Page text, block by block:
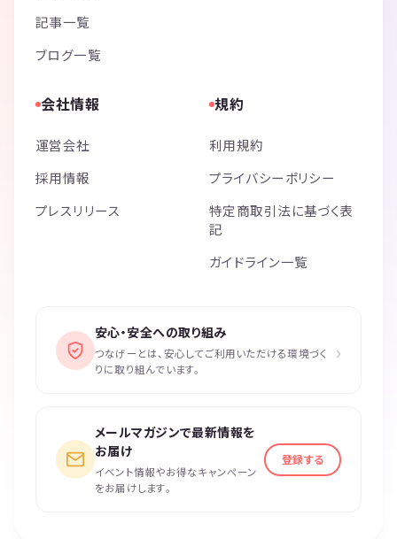
記事一覧
ブログ一覧
会社情報
運営会社
採用情報
プレスリリース
規約
利用規約
プライバシーポリシー
特定商取引法に基づく表
記
ガイドライン一覧
安心・安全への取り組み
つなげーとは、安心してご利用いただける環境づく
りに取り組んでいます。
›
メールマガジンで最新情報を
お届け
イベント情報やお得なキャンペーン
をお届けします。
登録する